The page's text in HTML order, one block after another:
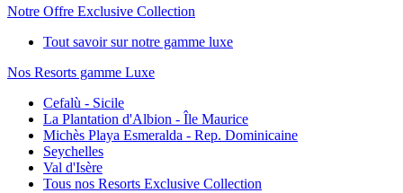
Notre Offre Exclusive Collection
Tout savoir sur notre gamme luxe
Nos Resorts gamme Luxe
Cefalù - Sicile
La Plantation d'Albion - Île Maurice
Michès Playa Esmeralda - Rep. Dominicaine
Seychelles
Val d'Isère
Tous nos Resorts Exclusive Collection